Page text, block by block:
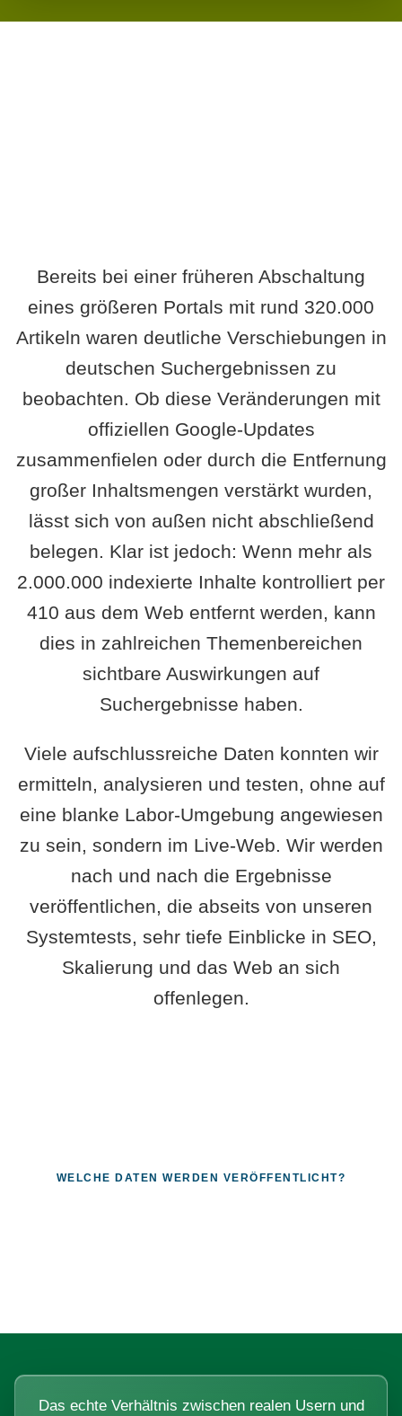
Bereits bei einer früheren Abschaltung
eines größeren Portals mit rund 320.000
Artikeln waren deutliche Verschiebungen in
deutschen Suchergebnissen zu
beobachten. Ob diese Veränderungen mit
offiziellen Google-Updates
zusammenfielen oder durch die Entfernung
großer Inhaltsmengen verstärkt wurden,
lässt sich von außen nicht abschließend
belegen. Klar ist jedoch: Wenn mehr als
2.000.000 indexierte Inhalte kontrolliert per
410 aus dem Web entfernt werden, kann
dies in zahlreichen Themenbereichen
sichtbare Auswirkungen auf
Suchergebnisse haben.
Viele aufschlussreiche Daten konnten wir
ermitteln, analysieren und testen, ohne auf
eine blanke Labor-Umgebung angewiesen
zu sein, sondern im Live-Web. Wir werden
nach und nach die Ergebnisse
veröffentlichen, die abseits von unseren
Systemtests, sehr tiefe Einblicke in SEO,
Skalierung und das Web an sich
offenlegen.
WELCHE DATEN WERDEN VERÖFFENTLICHT?
Das echte Verhältnis zwischen realen Usern und